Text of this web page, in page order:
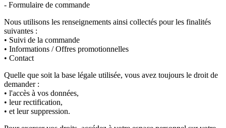
- Formulaire de commande
Nous utilisons les renseignements ainsi collectés pour les finalités
suivantes :
• Suivi de la commande
• Informations / Offres promotionnelles
• Contact
Quelle que soit la base légale utilisée, vous avez toujours le droit de
demander :
• l'accès à vos données,
• leur rectification,
• et leur suppression.